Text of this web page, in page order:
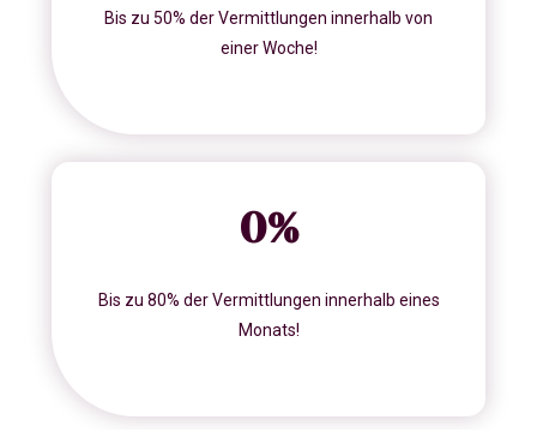
Bis zu 50% der Vermittlungen innerhalb von
einer Woche!
0%
Bis zu 80% der Vermittlungen innerhalb eines
Monats!